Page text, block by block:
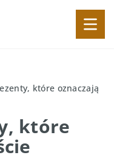
które oznaczają
które